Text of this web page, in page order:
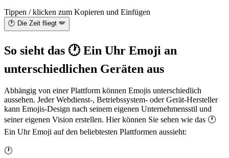
Tippen / klicken zum Kopieren und Einfügen
🕐 Die Zeit fliegt 🪽
So sieht das 🕐 Ein Uhr Emoji an
unterschiedlichen Geräten aus
Abhängig von einer Plattform können Emojis unterschiedlich
aussehen. Jeder Webdienst-, Betriebssystem- oder Gerät-Hersteller
kann Emojis-Design nach seinem eigenen Unternehmensstil und
seiner eigenen Vision erstellen. Hier können Sie sehen wie das 🕐
Ein Uhr Emoji auf den beliebtesten Plattformen aussieht:
🕐